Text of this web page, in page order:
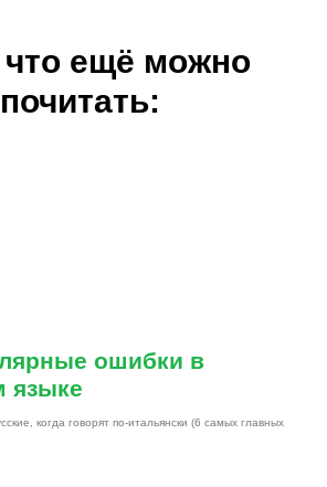
что ещё можно
почитать:
ошибки в
языке
когда говорят по-итальянски (6 самых главных